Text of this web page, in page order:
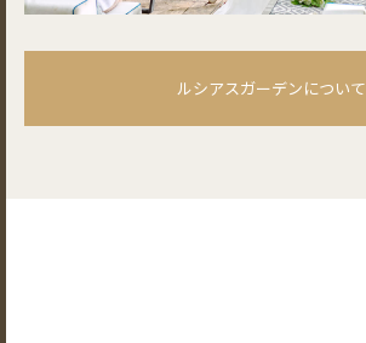
ルシアスガーデンについて